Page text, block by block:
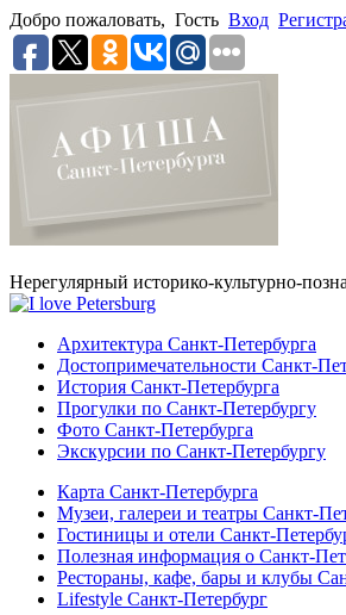
Добро пожаловать, Гость Вход
Нерегулярный историко-культурно-
Архитектура Санкт-Петербурга
Достопримечательности Санкт-
История Санкт-Петербурга
Прогулки по Санкт-Петербургу
Фото Санкт-Петербурга
Экскурсии по Санкт-Петербургу
Карта Санкт-Петербурга
Музеи, галереи и театры Санкт-
Гостиницы и отели Санкт-
Полезная информация о Санкт-
Рестораны, кафе, бары и клубы
Lifestyle Санкт-Петербург